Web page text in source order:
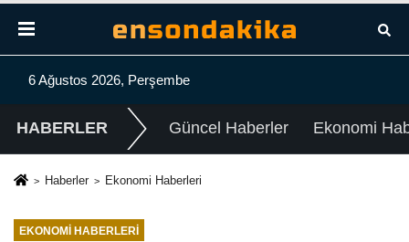
6 Ağustos 2026, Perşembe
HABERLER Güncel Haberler Ekonomi
Haberler Ekonomi Haberleri
EKONOMI HABERLERI